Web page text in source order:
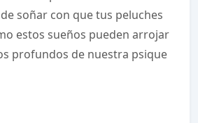
soñar con que tus peluches
estos sueños pueden arrojar
profundos de nuestra psique